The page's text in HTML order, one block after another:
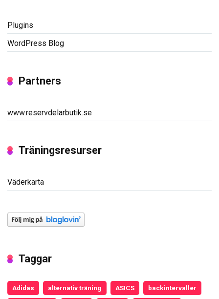
Plugins
WordPress Blog
Partners
www.reservdelarbutik.se
Träningsresurser
Väderkarta
Taggar
Adidas alternativ träning ASICS backintervaller